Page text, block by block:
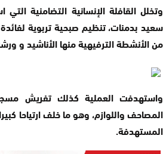
وتخلل القافلة الإنسانية التضامنية
سعيد بدمنات، تنظيم صبحية تربوية
من الأنشطة الترفيهية منها الأناشيد و
واستهدفت العملية كذلك تفريش
المصاحف واللوازم، وهو ما خلف ارتياحا
المستهدفة.